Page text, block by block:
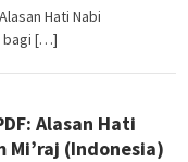
Hati Nabi
bagi […]
Alasan Hati
Mi’raj (Indonesia)